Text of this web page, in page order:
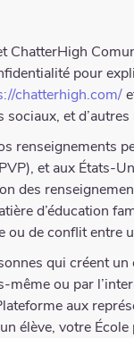
ChatterHigh
pour
chatterhigh.com/
et
renseignements
et aux États-
des
d’éducation
ou de conflit entre
qui créent
même ou par
aux
élève, votre